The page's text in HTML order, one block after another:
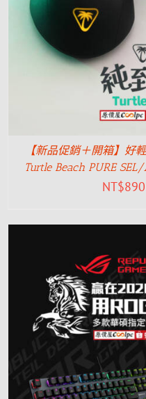
【新品促銷＋開箱】好
Turtle Beach PURE
NT$890